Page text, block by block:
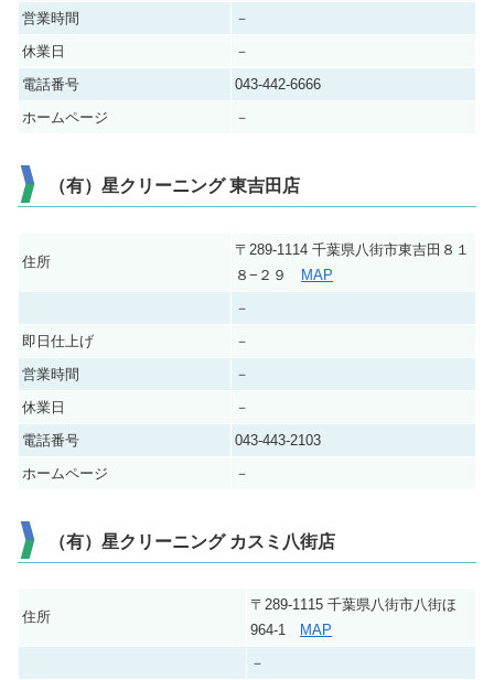
営業時間
－
休業日
－
電話番号
043-442-6666
ホームページ
－
（有）星クリーニング 東吉田店
住所
〒289-1114 千葉県八街市東吉田８１
８−２９ MAP
－
即日仕上げ
－
営業時間
－
休業日
－
電話番号
043-443-2103
ホームページ
－
（有）星クリーニング カスミ八街店
住所
〒289-1115 千葉県八街市八街ほ
964-1
MAP
－